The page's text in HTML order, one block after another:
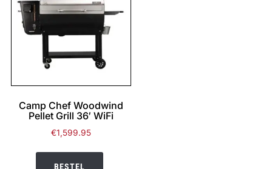
Camp Chef Woodwind
Pellet Grill 36′ WiFi
€1,599.95
BESTEL